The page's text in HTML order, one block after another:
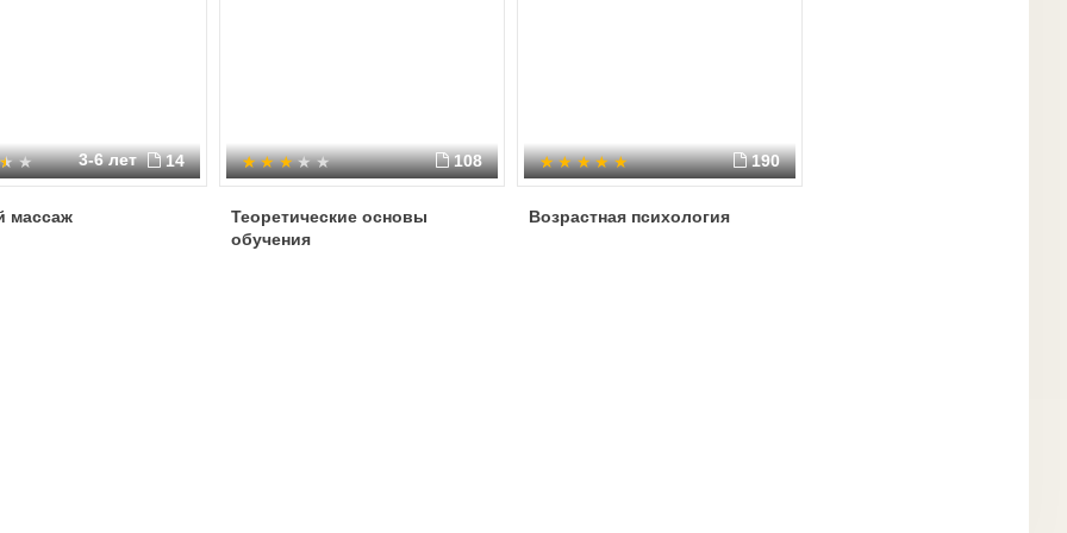
3-6 лет 14
массаж
108
Теоретические основы
обучения
190
Возрастная психология